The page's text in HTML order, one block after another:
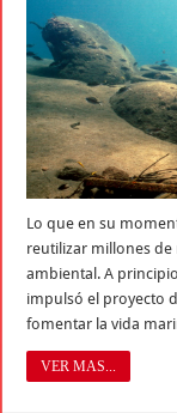
Lo que en su
reutilizar millones
ambiental. A
impulsó el proyecto
fomentar la vida
VER MAS...